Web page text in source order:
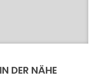
DER NÄHE